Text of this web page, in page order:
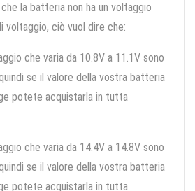
la batteria non ha un voltaggio
voltaggio, ciò vuol dire che:
che varia da 10.8V a 11.1V sono
se il valore della vostra batteria
potete acquistarla in tutta
che varia da 14.4V a 14.8V sono
se il valore della vostra batteria
potete acquistarla in tutta